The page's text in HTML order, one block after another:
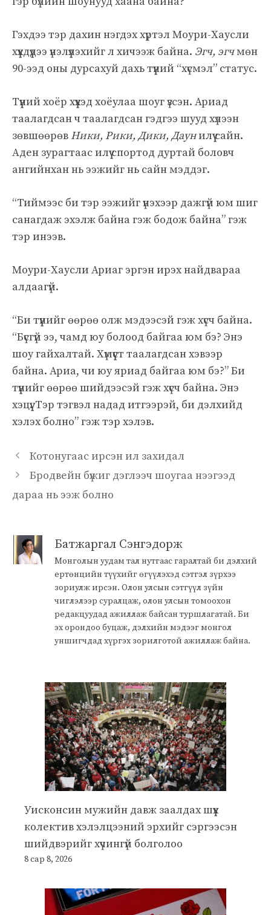
Гэхдээ тэр дахин нэгдэх хүртэл Моури-Хаусли
хүүхдүүдээ үнэлүүлэхийг л хичээж байна. Эгч, эгчмөн
90-ээд оны дурсахуй дахь түүний “хүсмэл” статус.
Түүний хоёр хүүхэд хоёулаа шоуг үзсэн. Ариад
таалагдсан ч таалагдсан гэдгээ шууд хүлээн
зөвшөөрөв Ники, Рики, Дики, Даунилүү сайн.
Аден зурагтаас илүү спортод дуртай боловч
ангийнхан нь ээжийг нь сайн мэддэг.
“Тиймээс би тэр ээжийг үнэхээр дажгүй юм шиг
санагдаж эхэлж байна гэж бодож байна” гэж
тэр инээв.
Моури-Хаусли Ариаг эргэн ирэх найдвараа
алдаагүй.
“Би түүнийг өөрөө олж мэдээсэй гэж хүсч байна.
“Бүсгүй ээ, чамд юу болоод байгаа юм бэ? Энэ
шоу гайхалтай. Хүмүүст таалагдсан хэвээр
байна. Ариа, чи юу яриад байгаа юм бэ?” Би
түүнийг өөрөө шийдээсэй гэж хүсч байна. Энэ
хэцүү. Тэр тэгвэл надад итгээрэй, би дэлхийд
хэлэх болно” гэж тэр хэлэв.
Котонугаас ирсэн ил захидал
Бродвейн бүжиг дэглээч шоугаа нээгээд
дараа нь ээж болно
Батжаргал Сэнгэдорж
Монголын уудам тал нутгаас гаралтай би дэлхий
ертөнцийн түүхийг өгүүлэхэд сэтгэл зүрхээ
зориулж ирсэн. Олон улсын сэтгүүл зүйн
чиглэлээр суралцаж, олон улсын томоохон
редакцуудад ажиллаж байсан туршлагатай. Би
эх орондоо буцаж, дэлхийн мэдээг монгол
уншигчдад хүргэх зорилготой ажиллаж байна.
Уисконсин мужийн давж заалдах шүүх
колектив хэлэлцээний эрхийг сэргээсэн
шийдвэрийг хүчингүй болголоо
8 сар 8, 2026